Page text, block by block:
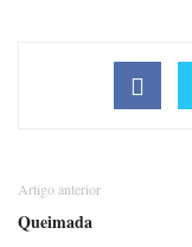
Artigo anterior
Queimada